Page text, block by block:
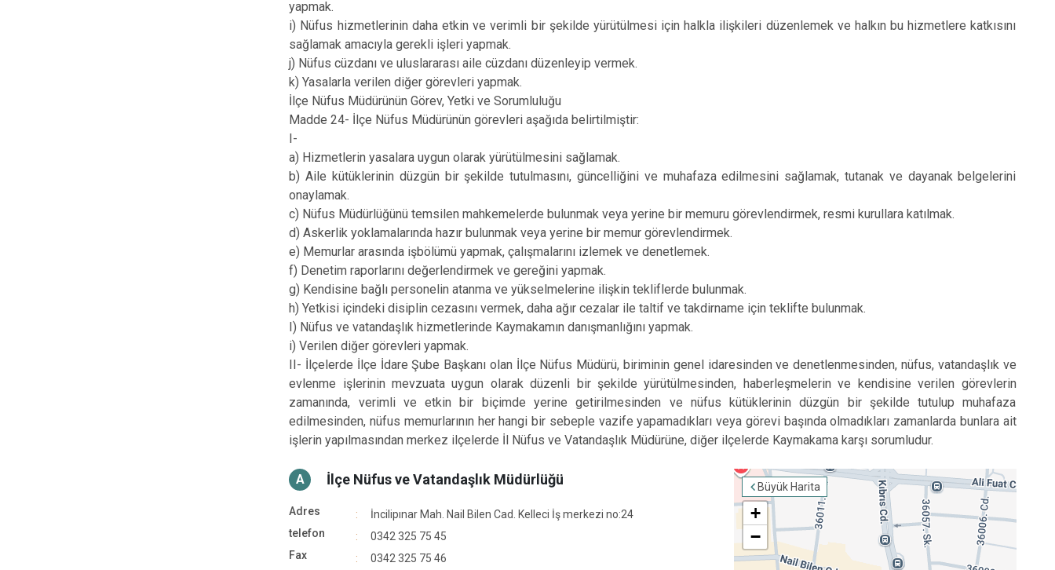
yapmak.
i) Nüfus hizmetlerinin daha etkin ve verimli bir şekilde yürütülmesi için halkla ilişkileri düzenlemek ve halkın bu hizmetlere katkısını
sağlamak amacıyla gerekli işleri yapmak.
j) Nüfus cüzdanı ve uluslararası aile cüzdanı düzenleyip vermek.
k) Yasalarla verilen diğer görevleri yapmak.
İlçe Nüfus Müdürünün Görev, Yetki ve Sorumluluğu
Madde 24- İlçe Nüfus Müdürünün görevleri aşağıda belirtilmiştir:
I-
a) Hizmetlerin yasalara uygun olarak yürütülmesini sağlamak.
b) Aile kütüklerinin düzgün bir şekilde tutulmasını, güncelliğini ve muhafaza edilmesini sağlamak, tutanak ve dayanak belgelerini
onaylamak.
c) Nüfus Müdürlüğünü temsilen mahkemelerde bulunmak veya yerine bir memuru görevlendirmek, resmi kurullara katılmak.
d) Askerlik yoklamalarında hazır bulunmak veya yerine bir memur görevlendirmek.
e) Memurlar arasında işbölümü yapmak, çalışmalarını izlemek ve denetlemek.
f) Denetim raporlarını değerlendirmek ve gereğini yapmak.
g) Kendisine bağlı personelin atanma ve yükselmelerine ilişkin tekliflerde bulunmak.
h) Yetkisi içindeki disiplin cezasını vermek, daha ağır cezalar ile taltif ve takdirname için teklifte bulunmak.
I) Nüfus ve vatandaşlık hizmetlerinde Kaymakamın danışmanlığını yapmak.
i) Verilen diğer görevleri yapmak.
II- İlçelerde İlçe İdare Şube Başkanı olan İlçe Nüfus Müdürü, biriminin genel idaresinden ve denetlenmesinden, nüfus, vatandaşlık ve
evlenme işlerinin mevzuata uygun olarak düzenli bir şekilde yürütülmesinden, haberleşmelerin ve kendisine verilen görevlerin
zamanında, verimli ve etkin bir biçimde yerine getirilmesinden ve nüfus kütüklerinin düzgün bir şekilde tutulup muhafaza
edilmesinden, nüfus memurlarının her hangi bir sebeple vazife yapamadıkları veya görevi başında olmadıkları zamanlarda bunlara ait
işlerin yapılmasından merkez ilçelerde İl Nüfus ve Vatandaşlık Müdürüne, diğer ilçelerde Kaymakama karşı sorumludur.
Büyük Harita
+
−
A İlçe Nüfus ve Vatandaşlık Müdürlüğü
Adres
İncilipınar Mah. Nail Bilen Cad. Kelleci İş merkezi no:24
telefon
0342 325 75 45
Fax
0342 325 75 46